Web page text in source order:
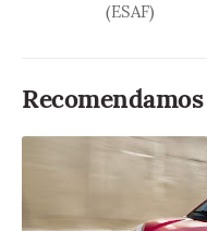
(ESAF)
Recomendamos